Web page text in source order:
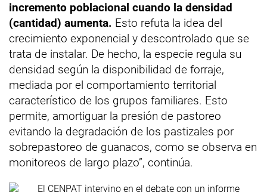
incremento poblacional cuando la densidad
(cantidad) aumenta. Esto refuta la idea del
crecimiento exponencial y descontrolado que se
trata de instalar. De hecho, la especie regula su
densidad según la disponibilidad de forraje,
mediada por el comportamiento territorial
característico de los grupos familiares. Esto
permite, amortiguar la presión de pastoreo
evitando la degradación de los pastizales por
sobrepastoreo de guanacos, como se observa en
monitoreos de largo plazo”, continúa.